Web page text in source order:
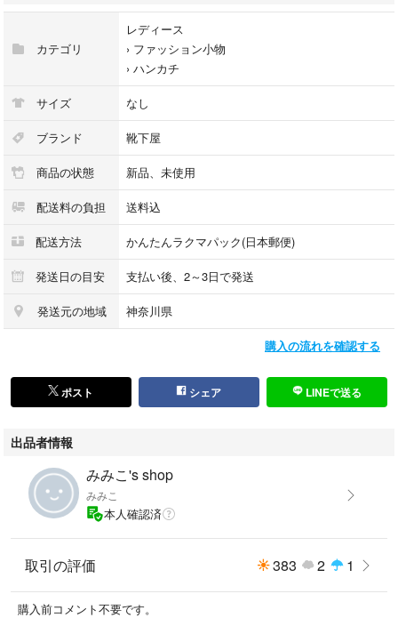
カテゴリ
レディース
› ファッション小物
› ハンカチ
サイズ なし
ブランド 靴下屋
商品の状態 新品、未使用
配送料の負担 送料込
配送方法 かんたんラクマパック(日本郵便)
発送日の目安 支払い後、2～3日で発送
発送元の地域 神奈川県
購入の流れを確認する
ポスト シェア LINEで送る
出品者情報
みみこ's shop
みみこ
本人確認済
取引の評価 383 2 1
購入前コメント不要です。